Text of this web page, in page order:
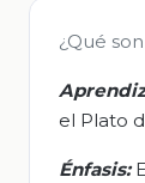
¿Qué
el Plato
Énfasis: